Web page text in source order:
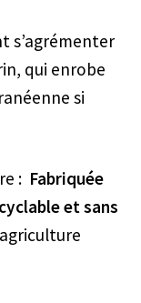
s’agrémenter
qui enrobe
si
: Fabriquée
et sans